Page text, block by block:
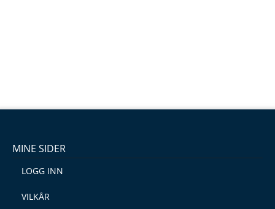
MINE SIDER
LOGG INN
VILKÅR